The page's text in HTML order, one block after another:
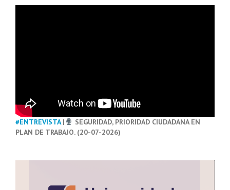
#ENTREVISTA|
SEGURIDAD, PRIORIDAD CIUDADANA EN
PLAN DE TRABAJO. (20-07-2026)